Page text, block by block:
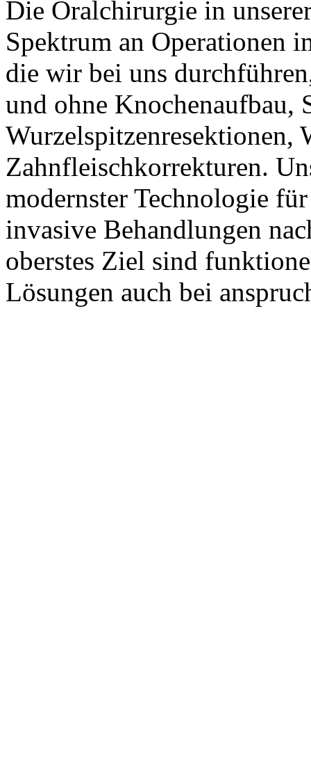
Die Oralchirurgie in
Spektrum an Operationen
die wir bei uns
und ohne Knochenaufbau,
Wurzelspitzenresektionen,
Zahnfleischkorrekturen.
modernster Technologie
invasive Behandlungen
oberstes Ziel sind
Lösungen auch bei